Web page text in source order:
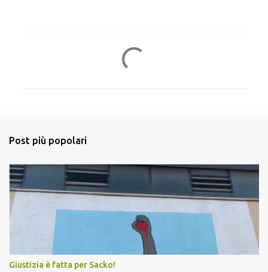
i
Post più popolari
Giustizia è fatta per Sacko!